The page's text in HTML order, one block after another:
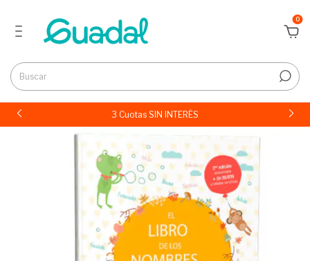
0
3 Cuotas SIN INTERÉS